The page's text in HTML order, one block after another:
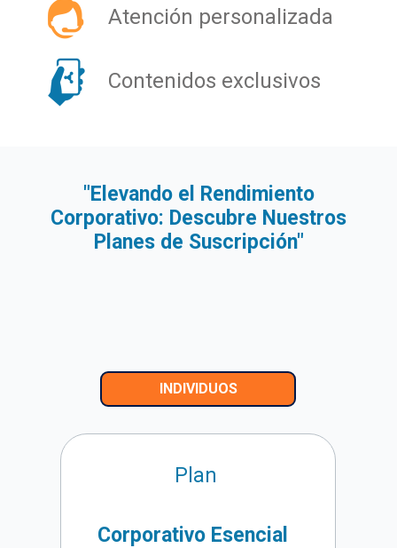
Atención personalizada
Contenidos exclusivos
"Elevando el Rendimiento
Corporativo: Descubre Nuestros
Planes de Suscripción"
INDIVIDUOS
Plan
Corporativo Esencial